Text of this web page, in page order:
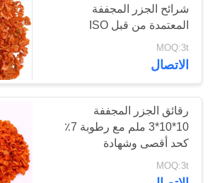
الحالات
اطلب
عرض
أسعار
خريطة
الموقع
الأعشاب البحرية
المحمصة نوري
102
شرائح الجزر المجففة
المعتمدة من قبل ISO
HACCP FDA HALAL
وحبيبات الجزر المجففة مع
MOQ:3t
الاتصال
رقائق الجزر المجففة
10*10*3 ملم مع رطوبة 7٪
كحد أقصى وشهادة
HACCP HALAL ISO
MOQ:3t